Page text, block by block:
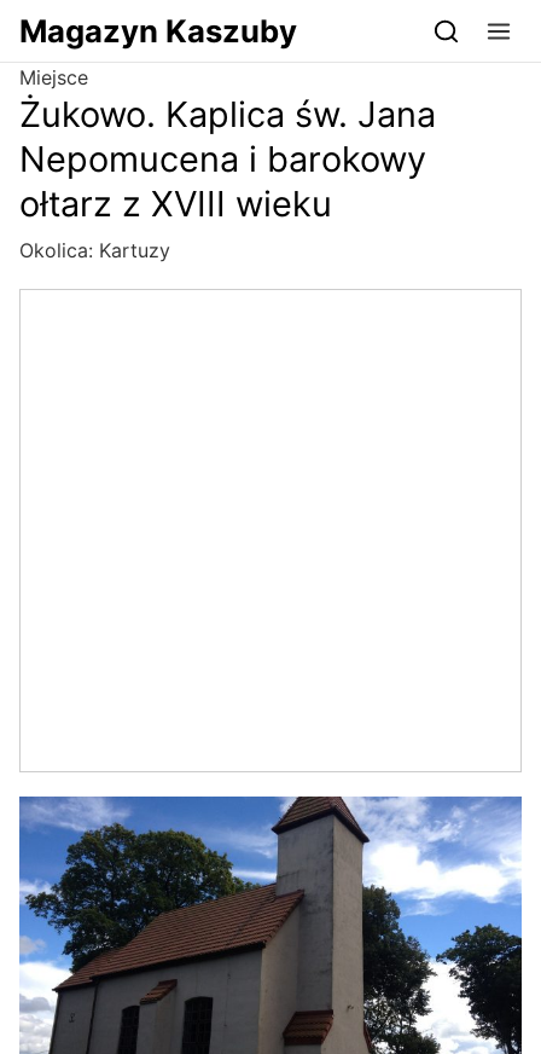
Przejdź do serwisu magazynkaszuby.pl
Magazyn Kaszuby
Miejsce
Żukowo. Kaplica św. Jana
Nepomucena i barokowy
ołtarz z XVIII wieku
Okolica: Kartuzy